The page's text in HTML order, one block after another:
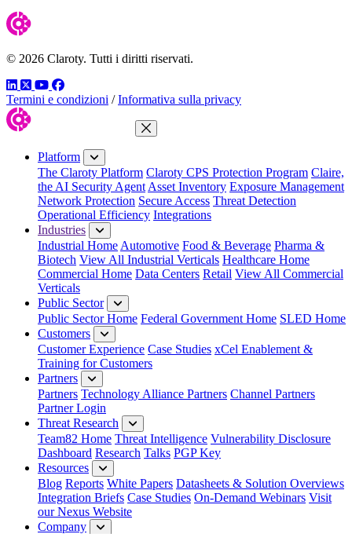
© 2026 Claroty. Tutti i diritti riservati.
LinkedIn
TwitterYouTube
Facebook
Termini e condizioni / Informativa sulla privacy
Close Menu
Platform
The Claroty Platform Claroty CPS Protection Program Claire,
the AI Security Agent Asset Inventory Exposure Management
Network Protection Secure Access Threat Detection
Operational Efficiency Integrations
Industries
Industrial Home Automotive Food & Beverage Pharma &
Biotech View All Industrial Verticals Healthcare Home
Commercial Home Data Centers Retail View All Commercial
Verticals
Public Sector
Public Sector Home Federal Government Home SLED Home
Customers
Customer Experience Case Studies xCel Enablement &
Training for Customers
Partners
Partners Technology Alliance Partners Channel Partners
Partner Login
Threat Research
Team82 Home Threat Intelligence Vulnerability Disclosure
Dashboard Research Talks PGP Key
Resources
Blog Reports White Papers Datasheets & Solution Overviews
Integration Briefs Case Studies On-Demand Webinars Visit
our Nexus Website
Company